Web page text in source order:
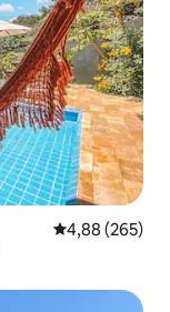
Gemiddelde
4,88 (265)